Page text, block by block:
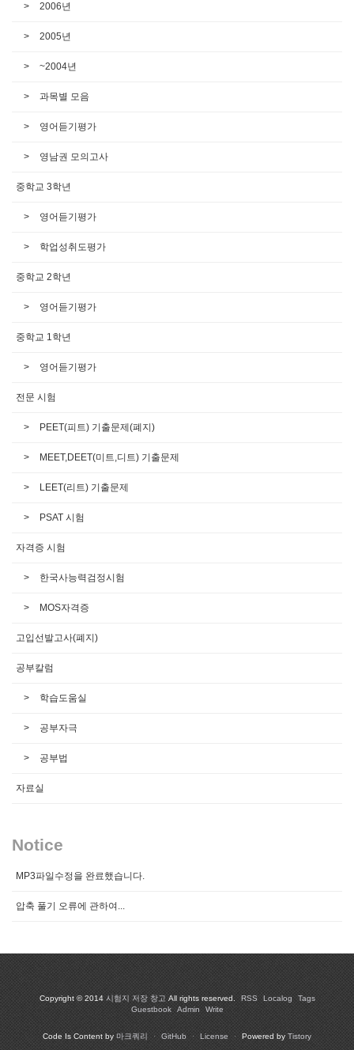
2006년
2005년
~2004년
과목별 모음
영어듣기평가
영남권 모의고사
중학교 3학년
영어듣기평가
학업성취도평가
중학교 2학년
영어듣기평가
중학교 1학년
영어듣기평가
전문 시험
PEET(피트) 기출문제(폐지)
MEET,DEET(미트,디트) 기출문제
LEET(리트) 기출문제
PSAT 시험
자격증 시험
한국사능력검정시험
MOS자격증
고입선발고사(폐지)
공부칼럼
학습도움실
공부자극
공부법
자료실
Notice
MP3파일수정을 완료했습니다.
압축 풀기 오류에 관하여...
Copyright © 2014 시험지 저장 창고 All rights reserved. RSS Localog
Tags
Guestbook
Admin Write
Code Is Content by 마크쿼리 · GitHub · License · Powered by Tistory